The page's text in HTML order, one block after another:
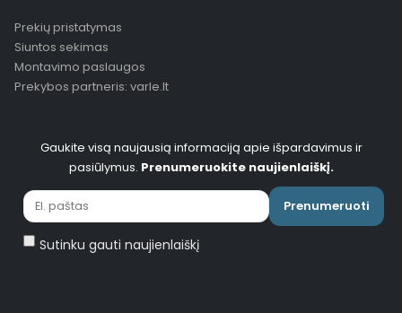
Prekių pristatymas
Siuntos sekimas
Montavimo paslaugos
Prekybos partneris: varle.lt
Gaukite visą naujausią informaciją apie išpardavimus ir
pasiūlymus. Prenumeruokite naujienlaiškį.
Prenumeruoti
Sutinku gauti naujienlaiškį